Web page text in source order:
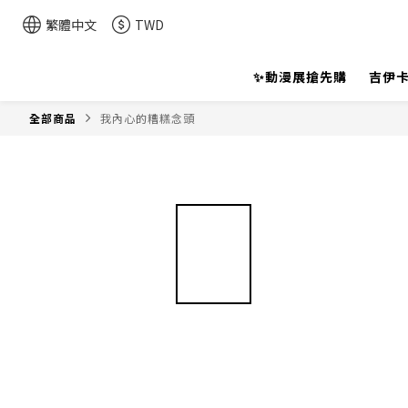
繁體中文 TWD
✨動漫展搶先購 吉伊
全部商品 我內心的糟糕念頭